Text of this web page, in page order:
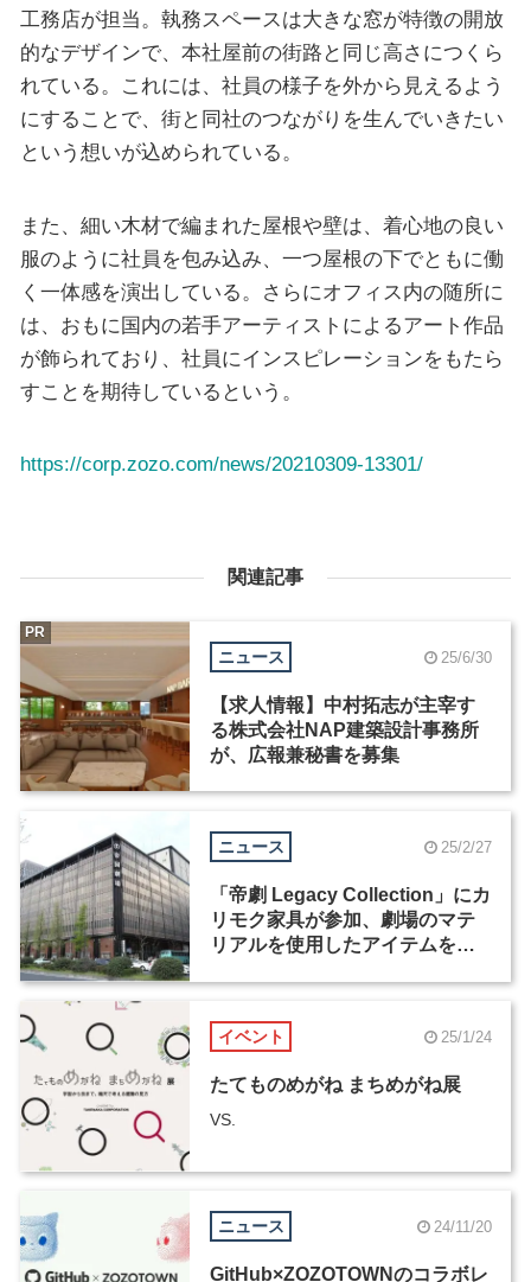
工務店が担当。執務スペースは大きな窓が特徴の開放
的なデザインで、本社屋前の街路と同じ高さにつくら
れている。これには、社員の様子を外から見えるよう
にすることで、街と同社のつながりを生んでいきたい
という想いが込められている。
また、細い木材で編まれた屋根や壁は、着心地の良い
服のように社員を包み込み、一つ屋根の下でともに働
く一体感を演出している。さらにオフィス内の随所に
は、おもに国内の若手アーティストによるアート作品
が飾られており、社員にインスピレーションをもたら
すことを期待しているという。
https://corp.zozo.com/news/20210309-13301/
関連記事
ニュース 25/6/30
【求人情報】中村拓志が主宰す
る株式会社NAP建築設計事務所
が、広報兼秘書を募集
PR
ニュース 25/2/27
「帝劇 Legacy Collection」にカ
リモク家具が参加、劇場のマテ
リアルを使用したアイテムを製
イベント 25/1/24
たてものめがね まちめがね展
VS.
ニュース 24/11/20
GitHub×ZOZOTOWNのコラボレ